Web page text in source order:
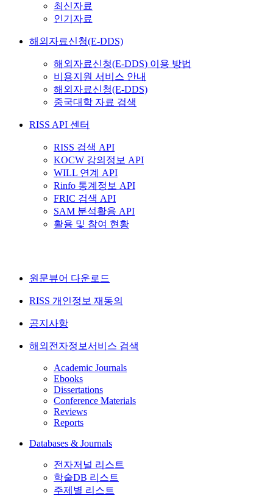
최신자료
인기자료
해외자료신청(E-DDS)
해외자료신청(E-DDS) 이용 방법
비용지원 서비스 안내
해외자료신청(E-DDS)
중국대학 자료 검색
RISS API 센터
RISS 검색 API
KOCW 강의정보 API
WILL 연계 API
Rinfo 통계정보 API
FRIC 검색 API
SAM 분석활용 API
활용 및 참여 현황
원문뷰어 다운로드
RISS 개인정보 재동의
공지사항
해외전자정보서비스 검색
Academic Journals
Ebooks
Dissertations
Conference Materials
Reviews
Reports
Databases & Journals
전자저널 리스트
학술DB 리스트
주제별 리스트